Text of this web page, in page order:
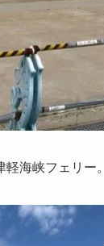
海峡フェリー。